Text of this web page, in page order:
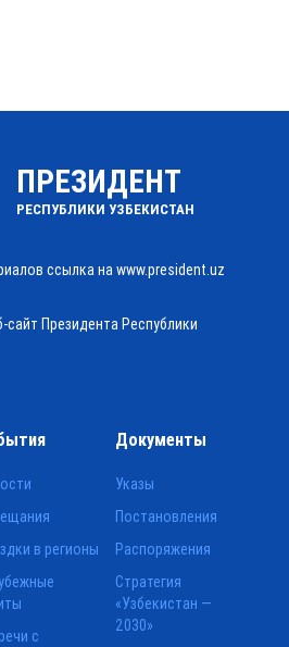
ПРЕЗИДЕНТ
РЕСПУБЛИКИ УЗБЕКИСТАН
ссылка на www.president.uz
Президента Республики
в регионы
с
Документы
Указы
Постановления
Распоряжения
Стратегия
«Узбекистан —
2030»